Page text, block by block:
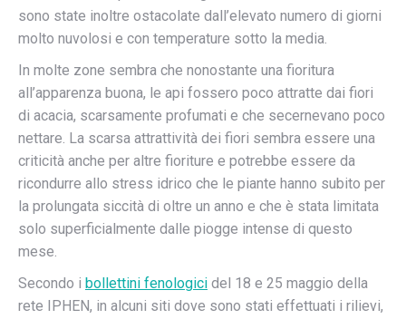
sono state inoltre ostacolate dall’elevato numero di giorni
molto nuvolosi e con temperature sotto la media.
In molte zone sembra che nonostante una fioritura
all’apparenza buona, le api fossero poco attratte dai fiori
di acacia, scarsamente profumati e che secernevano poco
nettare. La scarsa attrattività dei fiori sembra essere una
criticità anche per altre fioriture e potrebbe essere da
ricondurre allo stress idrico che le piante hanno subito per
la prolungata siccità di oltre un anno e che è stata limitata
solo superficialmente dalle piogge intense di questo
mese.
Secondo i bollettini fenologici del 18 e 25 maggio della
rete IPHEN, in alcuni siti dove sono stati effettuati i rilievi,